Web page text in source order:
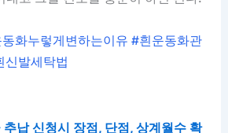
화누렇게변하는이유 #흰운동화관
신발세탁법
추납 신청시 장점, 단점, 상계월수 확